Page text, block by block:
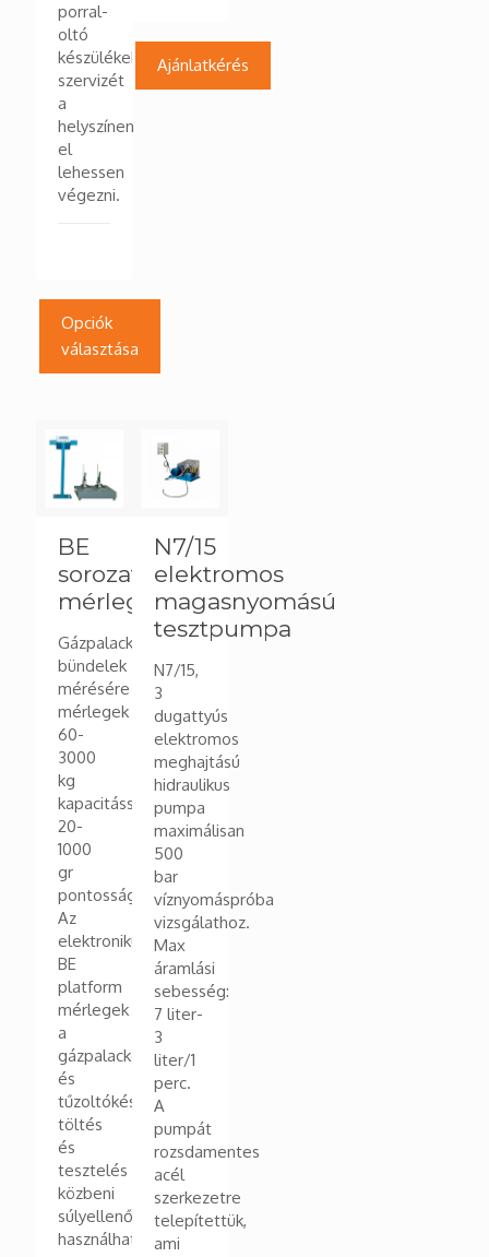
porral-
oltó
készülékek
szervizét
a
helyszínen
el
lehessen
végezni.
Opciók
választása
terméknek
több
variációja
változatok
termékoldalon
választhatók
Ajánlatkérés
BE
sorozat
mérleg
Gázpalackok,
bündelek
mérésére
mérlegek
60-
3000
kg
kapacitással,
20-
1000
gr
pontossággal.
Az
elektronikus
BE
platform
mérlegek
a
gázpalackok
és
tűzoltókészülékek
töltés
és
tesztelés
közbeni
súlyellenőrzésére
használhatóak
N7/15
elektromos
magasnyomású
tesztpumpa
N7/15,
3
dugattyús
elektromos
meghajtású
hidraulikus
pumpa
maximálisan
500
bar
víznyomáspróba
vizsgálathoz.
Max
áramlási
sebesség:
7 liter-
3
liter/1
perc.
A
pumpát
rozsdamentes
acél
szerkezetre
telepítettük,
ami